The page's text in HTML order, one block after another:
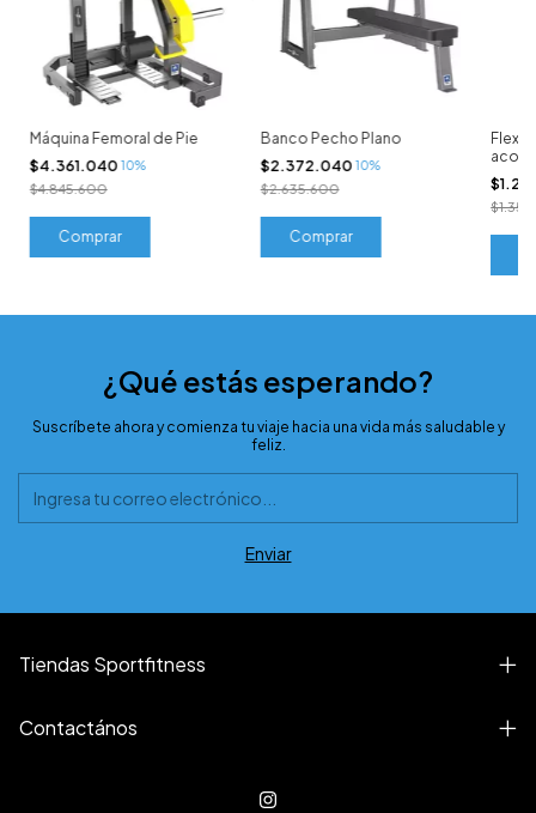
Máquina Femoral de Pie
$4.361.040 10%
$4.845.600
Banco Pecho Plano
$2.372.040 10%
$2.635.600
¿Qué estás esperando?
Suscríbete ahora y comienza tu viaje hacia una vida más saludable y
feliz.
Tiendas Sportfitness
Contactános